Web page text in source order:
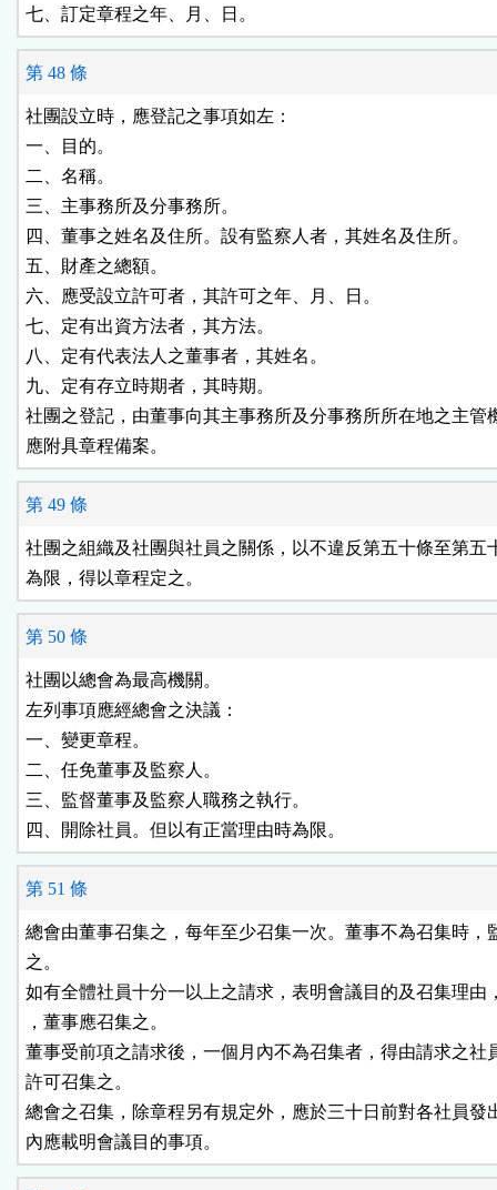
七、訂定章程之年、月、日。
第 48 條
社團設立時，應登記之事項如左：
一、目的。
二、名稱。
三、主事務所及分事務所。
四、董事之姓名及住所。設有監察人者，其姓名及住所。
五、財產之總額。
六、應受設立許可者，其許可之年、月、日。
七、定有出資方法者，其方法。
八、定有代表法人之董事者，其姓名。
九、定有存立時期者，其時期。
社團之登記，由董事向其主事務所及分事務所所在地之主管
應附具章程備案。
第 49 條
社團之組織及社團與社員之關係，以不違反第五十條至第五
為限，得以章程定之。
第 50 條
社團以總會為最高機關。
左列事項應經總會之決議：
一、變更章程。
二、任免董事及監察人。
三、監督董事及監察人職務之執行。
四、開除社員。但以有正當理由時為限。
第 51 條
總會由董事召集之，每年至少召集一次。董事不為召集時，
之。
如有全體社員十分一以上之請求，表明會議目的及召集理由
，董事應召集之。
董事受前項之請求後，一個月內不為召集者，得由請求之社
許可召集之。
總會之召集，除章程另有規定外，應於三十日前對各社員發
內應載明會議目的事項。